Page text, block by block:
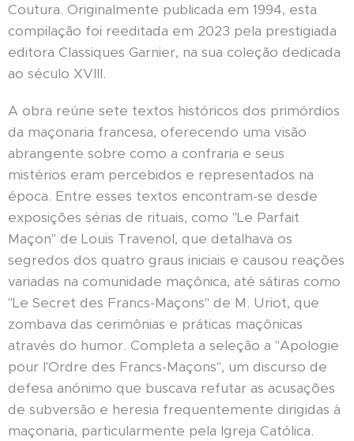
Coutura. Originalmente publicada em 1994, esta
compilação foi reeditada em 2023 pela prestigiada
editora Classiques Garnier, na sua coleção dedicada
ao século XVIII.
A obra reúne sete textos históricos dos primórdios
da maçonaria francesa, oferecendo uma visão
abrangente sobre como a confraria e seus
mistérios eram percebidos e representados na
época. Entre esses textos encontram-se desde
exposições sérias de rituais, como "Le Parfait
Maçon" de Louis Travenol, que detalhava os
segredos dos quatro graus iniciais e causou reações
variadas na comunidade maçônica, até sátiras como
"Le Secret des Francs-Maçons" de M. Uriot, que
zombava das cerimônias e práticas maçônicas
através do humor. Completa a seleção a "Apologie
pour l'Ordre des Francs-Maçons", um discurso de
defesa anónimo que buscava refutar as acusações
de subversão e heresia frequentemente dirigidas à
maçonaria, particularmente pela Igreja Católica.